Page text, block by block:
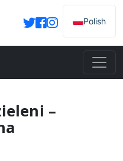
Polish
–